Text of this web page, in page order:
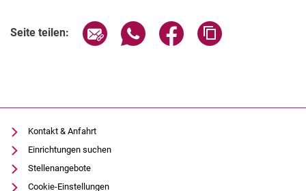
Seite teilen: Seite über E-Mail teilen
Seite über WhatsApp teilen
Seite über Facebook
Kontakt & Anfahrt
Einrichtungen suchen
Stellenangebote
Cookie-Einstellungen